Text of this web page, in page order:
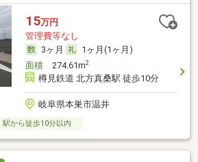
15万円
管理費等なし
3ヶ月
1ヶ月(1ヶ月)
面積274.61m2
樽見鉄道 北方真桑駅 徒歩10分
岐阜県本巣市温井
駅から徒歩10分以内